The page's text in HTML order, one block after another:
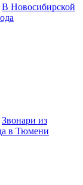
В Новосибирской
Звонари из
в Тюмени